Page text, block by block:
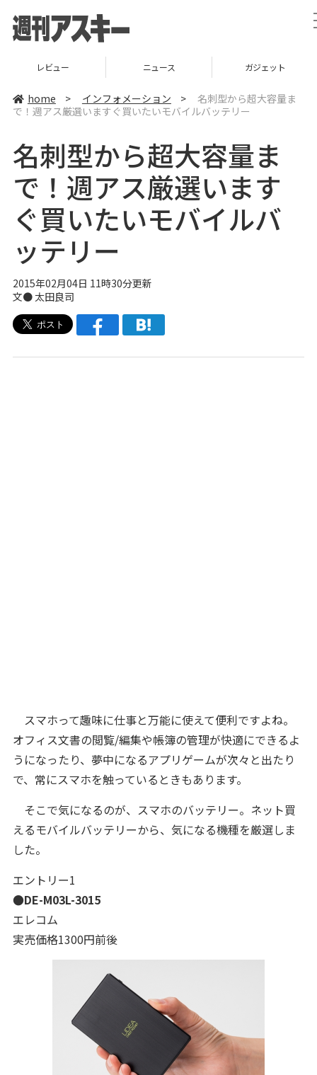
レビュー ニュース ガジェット
home > インフォメーション >
名刺型から超大容量ま
で！週アス厳選いますぐ買いたいモバイルバッテリー
名刺型から超大容量ま
で！週アス厳選います
ぐ買いたいモバイルバ
ッテリー
2015年02月04日 11時30分更新
文● 太田良司
スマホって趣味に仕事と万能に使えて便利ですよね。
オフィス文書の閲覧/編集や帳簿の管理が快適にできるよ
うになったり、夢中になるアプリゲームが次々と出たり
で、常にスマホを触っているときもあります。
そこで気になるのが、スマホのバッテリー。ネット買
えるモバイルバッテリーから、気になる機種を厳選しま
した。
エントリー1
●DE-M03L-3015
エレコム
実売価格1300円前後